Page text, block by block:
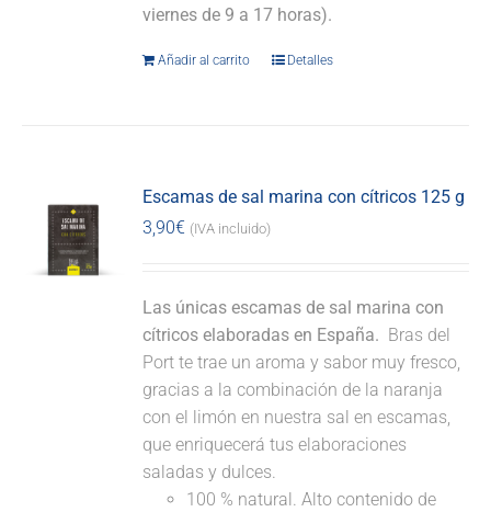
viernes de 9 a 17 horas).
Añadir al carrito Detalles
Escamas de sal marina con cítricos 125 g
3,90€ (IVA incluido)
Las únicas escamas de sal marina con
cítricos elaboradas en España. Bras del
Port te trae un aroma y sabor muy fresco,
gracias a la combinación de la naranja
con el limón en nuestra sal en escamas,
que enriquecerá tus elaboraciones
saladas y dulces.
100 % natural. Alto contenido de